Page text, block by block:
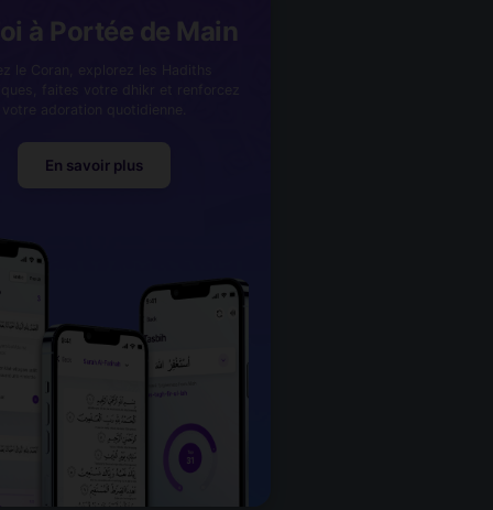
à Portée de Main
En savoir plus